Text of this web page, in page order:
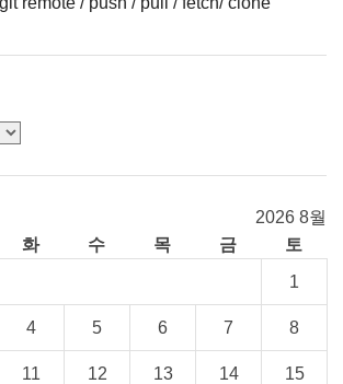
2026 8월
화 수 목 금
토
1
4 5 6 7 8
11 12 13 14 15